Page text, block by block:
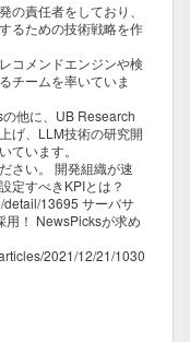
の責任者をしており、
るための技術戦略を作
コメンドエンジンや検
チームを率いていま
他に、UB Research
げ、LLM技術の研究開
ています。
さい。
開発組織が速
定すべきKPIとは？
detail/13695 サーバサ
用！ NewsPicksが求め
2021/12/21/1030